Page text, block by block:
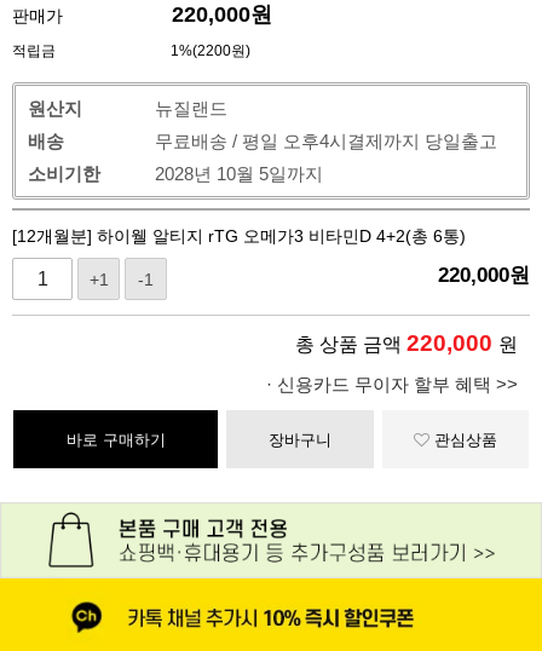
판매가
220,000원
적립금 1%(2200원)
원산지
뉴질랜드
배송
무료배송 / 평일 오후4시결제까지 당일출고
소비기한
2028년 10월 5일까지
[12개월분] 하이웰 알티지 rTG 오메가3 비타민D 4+2(총 6통)
+1 -1 220,000원
총 상품 금액 220,000 원
· 신용카드 무이자 할부 혜택 >>
바로 구매하기 장바구니 관심상품